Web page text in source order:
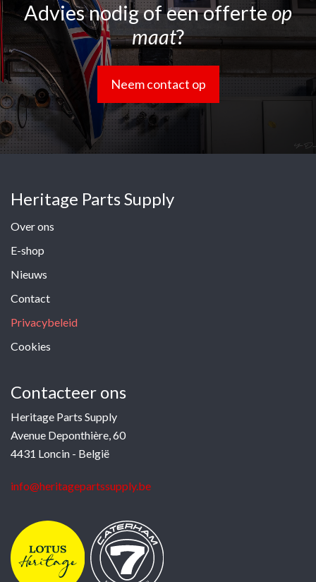
Advies nodig of een offerteop
maat?
Neem contact op
Heritage Parts Supply
Over ons
E-shop
Nieuws
Contact
Privacybeleid
Cookies
Contacteer ons
Heritage Parts Supply
Avenue Deponthière, 60
4431 Loncin - België
info@heritagepartssupply.be